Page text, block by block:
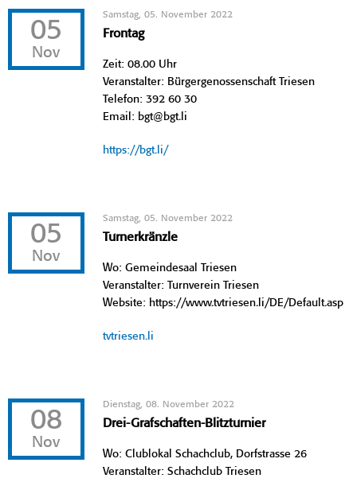
05
Nov
Samstag, 05. November 2022
Frontag
Zeit: 08.00 Uhr
Veranstalter: Bürgergenossenschaft Triesen
Telefon: 392 60 30
Email: bgt@bgt.li
https://bgt.li/
05
Nov
Samstag, 05. November 2022
Turnerkränzle
Wo: Gemeindesaal Triesen
Veranstalter: Turnverein Triesen
Website: https://www.tvtriesen.li/DE/Default.asp
tvtriesen.li
08
Nov
Dienstag, 08. November 2022
Drei-Grafschaften-Blitzturnier
Wo: Clublokal Schachclub, Dorfstrasse 26
Veranstalter: Schachclub Triesen